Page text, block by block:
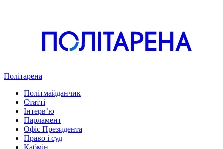
Політарена
Політмайданчик
Статті
Інтервʼю
Парламент
Офіс Президента
Право і суд
Кабмін